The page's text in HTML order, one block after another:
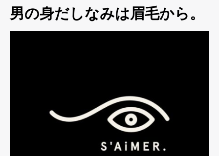
男の身だしなみは眉毛から。